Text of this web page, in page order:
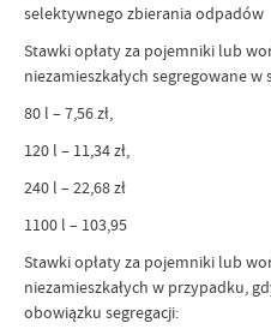
selektywnego zbierania odpadów
Stawki opłaty za pojemniki lub
niezamieszkałych segregowane
80 l – 7,56 zł,
120 l – 11,34 zł,
240 l – 22,68 zł
1100 l – 103,95
Stawki opłaty za pojemniki lub
niezamieszkałych w przypadku,
obowiązku segregacji: